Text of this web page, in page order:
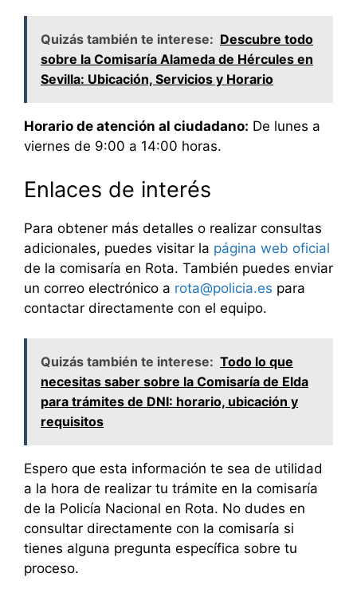
Quizás también te interese: Descubre todo
sobre la Comisaría Alameda de Hércules en
Sevilla: Ubicación, Servicios y Horario
Horario de atención al ciudadano: De lunes a
viernes de 9:00 a 14:00 horas.
Enlaces de interés
Para obtener más detalles o realizar consultas
adicionales, puedes visitar la página web oficial
de la comisaría en Rota. También puedes enviar
un correo electrónico a rota@policia.es para
contactar directamente con el equipo.
Quizás también te interese: Todo lo que
necesitas saber sobre la Comisaría de Elda
para trámites de DNI: horario, ubicación y
requisitos
Espero que esta información te sea de utilidad
a la hora de realizar tu trámite en la comisaría
de la Policía Nacional en Rota. No dudes en
consultar directamente con la comisaría si
tienes alguna pregunta específica sobre tu
proceso.